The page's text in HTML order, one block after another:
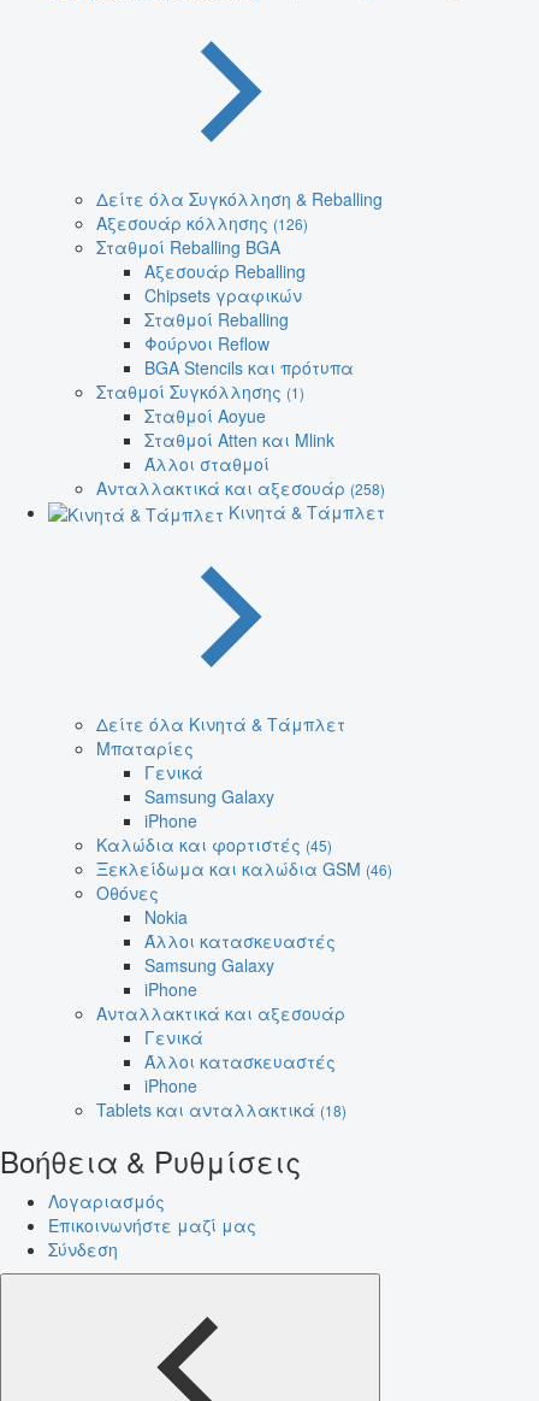
Δείτε όλα Συγκόλληση & Reballing
Αξεσουάρ κόλλησης (126)
Σταθμοί Reballing BGA
Αξεσουάρ Reballing
Chipsets γραφικών
Σταθμοί Reballing
Φούρνοι Reflow
BGA Stencils και πρότυπα
Σταθμοί Συγκόλλησης (1)
Σταθμοί Aoyue
Σταθμοί Atten και Mlink
Άλλοι σταθμοί
Ανταλλακτικά και αξεσουάρ (258)
Κινητά & Τάμπλετ
Δείτε όλα Κινητά & Τάμπλετ
Μπαταρίες
Γενικά
Samsung Galaxy
iPhone
Καλώδια και φορτιστές (45)
Ξεκλείδωμα και καλώδια GSM (46)
Οθόνες
Nokia
Άλλοι κατασκευαστές
Samsung Galaxy
iPhone
Ανταλλακτικά και αξεσουάρ
Γενικά
Άλλοι κατασκευαστές
iPhone
Tablets και ανταλλακτικά (18)
Βοήθεια & Ρυθμίσεις
Λογαριασμός
Επικοινωνήστε μαζί μας
Σύνδεση